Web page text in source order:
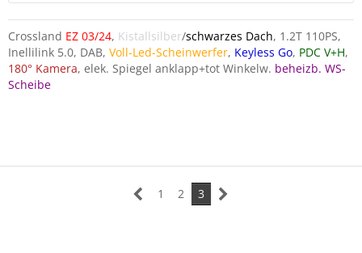
Crossland EZ 03/24, Kistallsilber/schwarzes Dach, 1.2T 110PS,
Inellilink 5.0, DAB, Voll-Led-Scheinwerfer, Keyless Go, PDC V+H,
180° Kamera, elek. Spiegel anklapp+tot Winkelw. beheizb. WS-
Scheibe
1 2 3